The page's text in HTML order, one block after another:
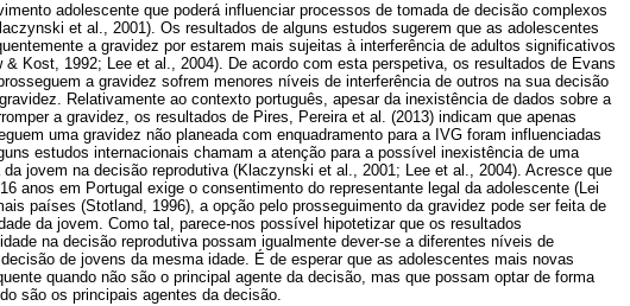
adolescente que poderá influenciar processos de tomada de decisão complexos
et al., 2001). Os resultados de alguns estudos sugerem que as adolescentes
a gravidez por estarem mais sujeitas à interferência de adultos significativos
& Kost, 1992; Lee et al., 2004). De acordo com esta perspetiva, os resultados de Evans
a gravidez sofrem menores níveis de interferência de outros na sua decisão
Relativamente ao contexto português, apesar da inexistência de dados sobre a
a gravidez, os resultados de Pires, Pereira et al. (2013) indicam que apenas
uma gravidez não planeada com enquadramento para a IVG foram influenciadas
estudos internacionais chamam a atenção para a possível inexistência de uma
jovem na decisão reprodutiva (Klaczynski et al., 2001; Lee et al., 2004). Acresce que
anos em Portugal exige o consentimento do representante legal da adolescente (Lei
países (Stotland, 1996), a opção pelo prosseguimento da gravidez pode ser feita de
da jovem. Como tal, parece-nos possível hipotetizar que os resultados
na decisão reprodutiva possam igualmente dever-se a diferentes níveis de
de jovens da mesma idade. É de esperar que as adolescentes mais novas
quando não são o principal agente da decisão, mas que possam optar de forma
são os principais agentes da decisão.